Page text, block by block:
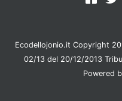
Ecodellojonio.it Copyright
02/13 del 20/12/2013
Powered